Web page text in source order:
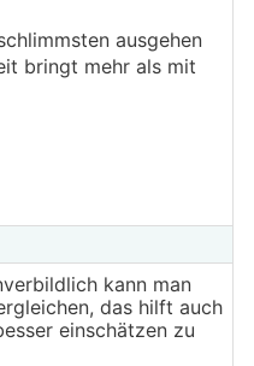
ausgehen
bringt mehr als mit
kann man
das hilft auch
einschätzen zu